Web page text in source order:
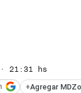
21:31 hs
+Agregar